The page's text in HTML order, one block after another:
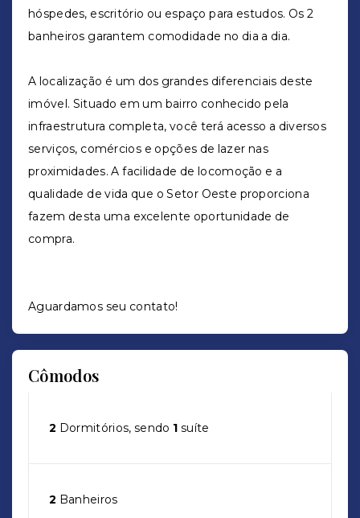
hóspedes, escritório ou espaço para estudos. Os 2
banheiros garantem comodidade no dia a dia.
A localização é um dos grandes diferenciais deste
imóvel. Situado em um bairro conhecido pela
infraestrutura completa, você terá acesso a diversos
serviços, comércios e opções de lazer nas
proximidades. A facilidade de locomoção e a
qualidade de vida que o Setor Oeste proporciona
fazem desta uma excelente oportunidade de
compra.
Aguardamos seu contato!
Cômodos
2 Dormitórios, sendo 1 suíte
2 Banheiros